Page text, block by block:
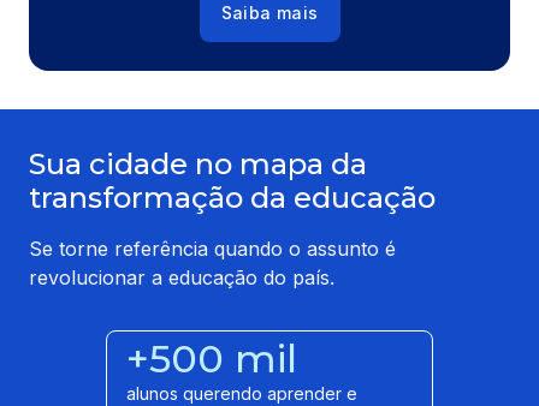
Saiba mais
Sua cidade no mapa da
transformação da educação
Se torne referência quando o assunto é
revolucionar a educação do país.
+500 mil
alunos querendo aprender e